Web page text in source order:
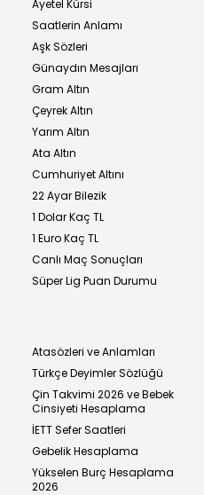
Ayetel Kürsi
Saatlerin Anlamı
Aşk Sözleri
Günaydın Mesajları
Gram Altın
Çeyrek Altın
Yarım Altın
Ata Altın
Cumhuriyet Altını
22 Ayar Bilezik
1 Dolar Kaç TL
1 Euro Kaç TL
Canlı Maç Sonuçları
Süper Lig Puan Durumu
Atasözleri ve Anlamları
Türkçe Deyimler Sözlüğü
Çin Takvimi 2026 ve Bebek
Cinsiyeti Hesaplama
İETT Sefer Saatleri
Gebelik Hesaplama
Yükselen Burç Hesaplama
2026